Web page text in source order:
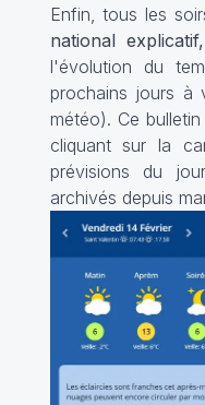
Enfin, tous les
national explicatif,
l'évolution du
prochains jours à
météo). Ce
cliquant sur la
prévisions du
archivés depuis